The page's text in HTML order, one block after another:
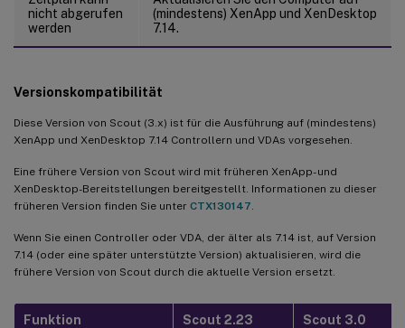
nicht abgerufen
werden
(mindestens) XenApp und XenDesktop
7.14.
Versionskompatibilität
Diese Version von Scout (3.x) ist für die Ausführung auf (mindestens)
XenApp und XenDesktop 7.14 Controllern und VDAs vorgesehen.
Eine frühere Version von Scout wird mit früheren XenApp- und
XenDesktop-Bereitstellungen bereitgestellt. Informationen zu dieser
früheren Version finden Sie unter CTX130147
Wenn Sie einen Controller oder VDA, der älter als 7.14 ist, auf Version
7.14 (oder eine später unterstützte Version) aktualisieren, wird die
frühere Version von Scout durch die aktuelle Version ersetzt.
Funktion Scout 2.23 Scout 3.0